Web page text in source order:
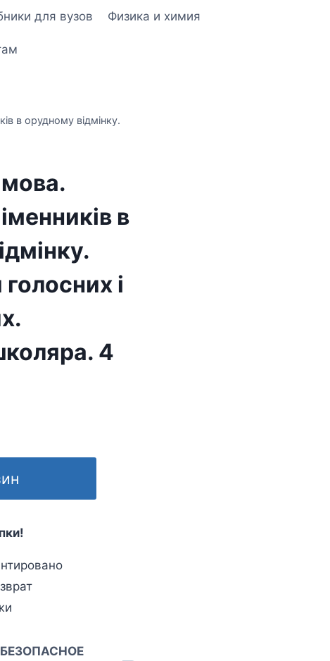
для вузов Физика и химия
в орудному відмінку.
в
і
4